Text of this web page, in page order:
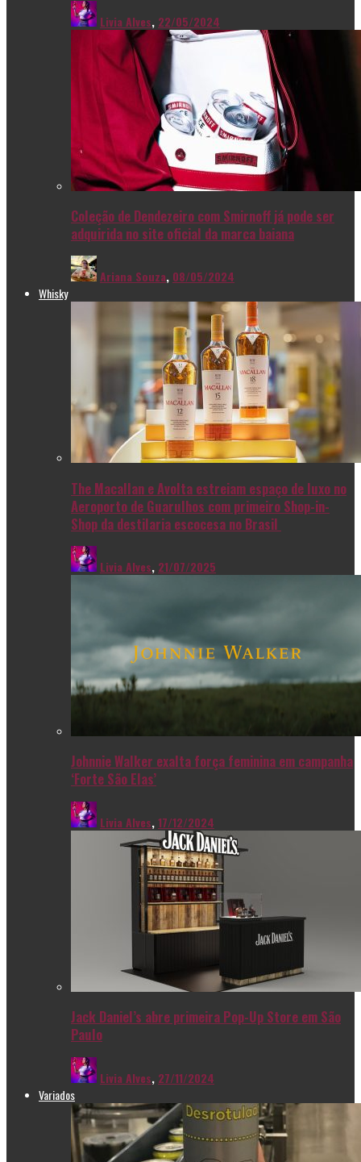
Livia Alves, 22/05/2024
Coleção de Dendezeiro com Smirnoff já pode ser
adquirida no site oficial da marca baiana
Ariana Souza, 08/05/2024
Whisky
The Macallan e Avolta estreiam espaço de luxo no
Aeroporto de Guarulhos com primeiro Shop-in-
Shop da destilaria escocesa no Brasil
Livia Alves, 21/07/2025
Johnnie Walker exalta força feminina em campanha
‘Forte São Elas’
Livia Alves,17/12/2024
Jack Daniel’s abre primeira Pop-Up Store em São
Paulo
Livia Alves, 27/11/2024
Variados